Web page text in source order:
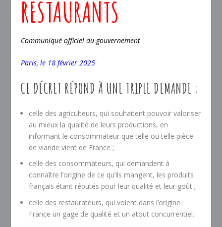
RESTAURANTS
Communiqué officiel du gouvernement
Paris, le 18 février 2025
CE DÉCRET RÉPOND À UNE TRIPLE DEMANDE :
celle des agriculteurs, qui souhaitent pouvoir valoriser
au mieux la qualité de leurs productions, en
informant le consommateur que telle ou telle pièce
de viande vient de France ;
celle des consommateurs, qui demandent à
connaître l’origine de ce qu’ils mangent, les produits
français étant réputés pour leur qualité et leur goût ;
celle des restaurateurs, qui voient dans l’origine
France un gage de qualité et un atout concurrentiel.